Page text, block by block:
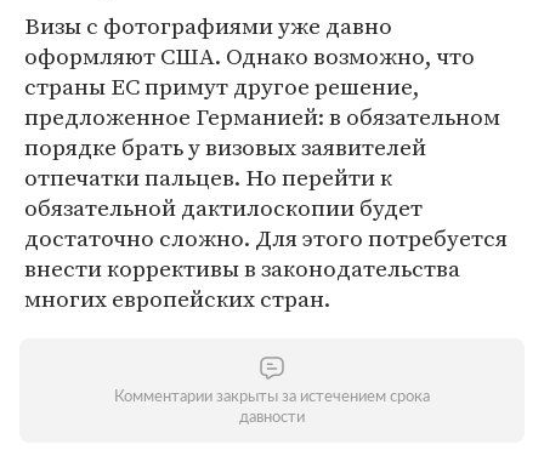
Визы с фотографиями уже давно
оформляют США. Однако возможно, что
страны ЕС примут другое решение,
предложенное Германией: в обязательном
порядке брать у визовых заявителей
отпечатки пальцев. Но перейти к
обязательной дактилоскопии будет
достаточно сложно. Для этого потребуется
внести коррективы в законодательства
многих европейских стран.
Комментарии закрыты за истечением срока
давности